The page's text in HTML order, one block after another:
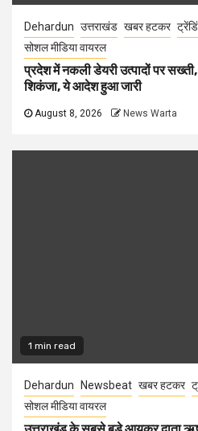
Dehardun उत्तराखंड खबर हटकर
सोशल मीडिया वायरल
प्रदेश में नकली डेयरी उत्पादों पर
शिकंजा, ये आदेश हुआ जारी
August 8, 2026 News Warta
1 min read
Dehardun Newsbeat खबर हटकर
सोशल मीडिया वायरल